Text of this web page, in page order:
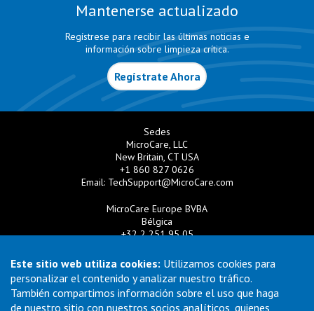
Este sitio web utiliza cookies: Utilizamos cookies para
personalizar el contenido y analizar nuestro tráfico.
También compartimos información sobre el uso que haga
de nuestro sitio con nuestros socios analíticos, quienes
Mantenerse actualizado
Regístrese para recibir las últimas noticias e
información sobre limpieza crítica.
Regístrate Ahora
Sedes
MicroCare, LLC
New Britain, CT USA
+1 860 827 0626
Email: TechSupport@MicroCare.com
MicroCare Europe BVBA
Bélgica
+32 2 251 95 05
MicroCare U.K. Ltd
Reino Unido
+44 (0) 113 3609019